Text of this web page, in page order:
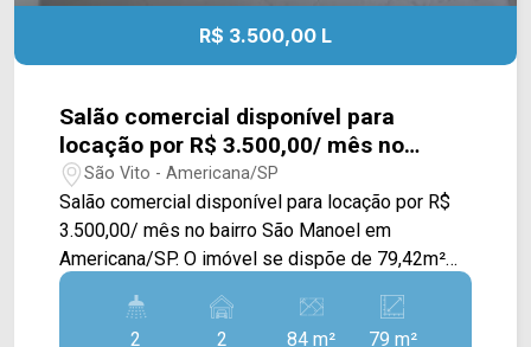
R$ 3.500,00 L
Salão comercial disponível para
locação por R$ 3.500,00/ mês no
bairro São Manoel em Americana/SP.
São Vito - Americana/SP
Salão comercial disponível para locação por R$
3.500,00/ mês no bairro São Manoel em
Americana/SP. O imóvel se dispõe de 79,42m²
de construção, acabamento em piso frio, fachada
2 2 84 m² 79 m²